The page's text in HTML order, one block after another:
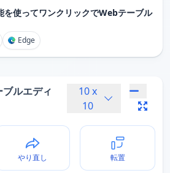
を使ってワンクリックでWebテーブル
Edge
ルエディ
10x
10
やり直し 転置